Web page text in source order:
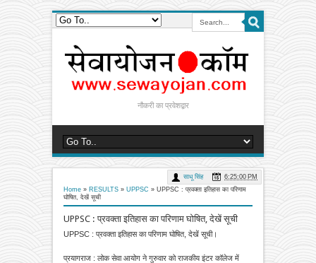
नौकरी का प्रवेशद्वार
Home » RESULTS » UPPSC » UPPSC : प्रवक्ता इतिहास का परिणाम
घोषित, देखें सूची
UPPSC : प्रवक्ता इतिहास का परिणाम घोषित, देखें सूची
साधू सिंह 6:25:00 PM
UPPSC : प्रवक्ता इतिहास का परिणाम घोषित, देखें सूची।
प्रयागराज : लोक सेवा आयोग ने गुरुवार को राजकीय इंटर कॉलेज में